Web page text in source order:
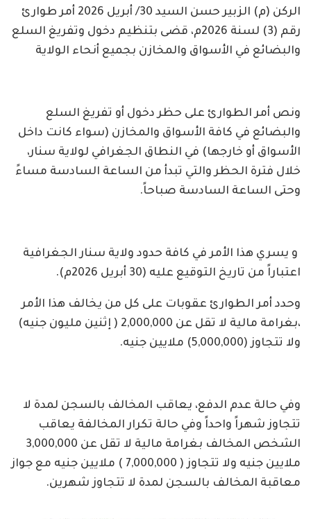
الركن (م) الزبير حسن السيد 30/ أبريل 2026 أمر طوارئ
رقم (3) لسنة 2026م، قضى بتنظيم دخول وتفريغ السلع
والبضائع في الأسواق والمخازن بجميع أنحاء الولاية
​ونص أمر الطوارئ على حظر دخول أو تفريغ السلع
والبضائع في كافة الأسواق والمخازن (سواء كانت داخل
الأسواق أو خارجها) في النطاق الجغرافي لولاية سنار،
خلال فترة الحظر والتي تبدأ من ​الساعة السادسة مساءً
وحتى الساعة السادسة صباحاً.
​ و يسري هذا الأمر في كافة حدود ولاية سنار الجغرافية
اعتباراً من تاريخ التوقيع عليه (30 أبريل 2026م).
​وحدد أمر الطوارئ عقوبات على كل من يخالف هذا الأمر
،بغرامة مالية لا تقل عن 2,000,000 ( إثنين مليون جنيه)
ولا تتجاوز (5,000,000) ملايين جنيه.
وفي حالة عدم الدفع، يعاقب المخالف بالسجن لمدة لا
تتجاوز شهراً واحداً وفي ​حالة تكرار المخالفة يعاقب
الشخص المخالف بغرامة مالية لا تقل عن 3,000,000
ملايين جنيه ولا تتجاوز ( 7,000,000 ) ملايين جنيه مع جواز
معاقبة المخالف بالسجن لمدة لا تتجاوز شهرين.